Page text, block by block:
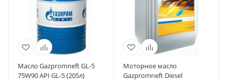
Масло Gazpromneft GL-5
75W90 API GL-5 (205л)
Моторное масло
Gazpromneft Diesel